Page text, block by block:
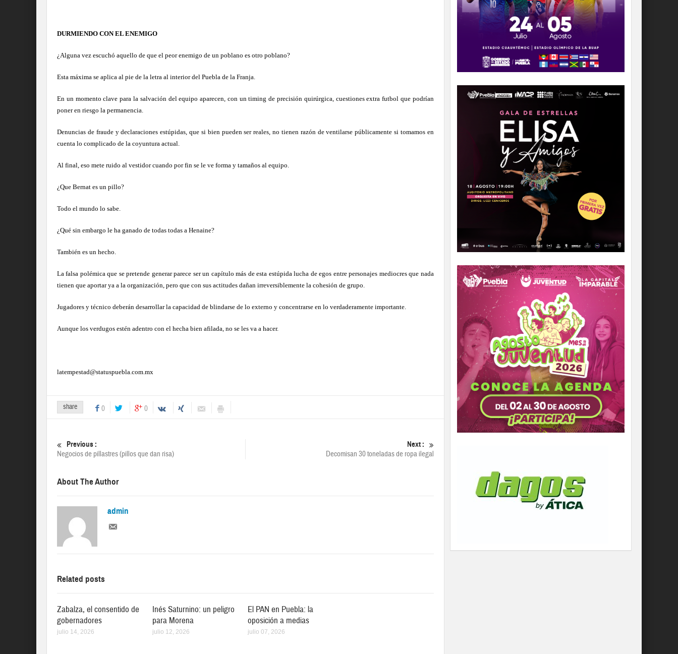
DURMIENDO CON EL ENEMIGO
¿Alguna vez escuchó aquello de que el peor enemigo de un poblano es otro poblano?
Esta máxima se aplica al pie de la letra al interior del Puebla de la Franja.
En un momento clave para la salvación del equipo aparecen, con un timing de precisión quirúrgica, cuestiones extra futbol que podrían
poner en riesgo la permanencia.
Denuncias de fraude y declaraciones estúpidas, que si bien pueden ser reales, no tienen razón de ventilarse públicamente si tomamos en
cuenta lo complicado de la coyuntura actual.
Al final, eso mete ruido al vestidor cuando por fin se le ve forma y tamaños al equipo.
¿Que Bernat es un pillo?
Todo el mundo lo sabe.
¿Qué sin embargo le ha ganado de todas todas a Henaine?
También es un hecho.
La falsa polémica que se pretende generar parece ser un capítulo más de esta estúpida lucha de egos entre personajes mediocres que nada
tienen que aportar ya a la organización, pero que con sus actitudes dañan irreversiblemente la cohesión de grupo.
Jugadores y técnico deberán desarrollar la capacidad de blindarse de lo externo y concentrarse en lo verdaderamente importante.
Aunque los verdugos estén adentro con el hecha bien afilada, no se les va a hacer.
latempestad@statuspuebla.com.mx
share 0 0
Previous :
Negocios de pillastres (pillos que dan risa)
Next :
Decomisan 30 toneladas de ropa ilegal
About The Author
admin
Related posts
Zabalza, el consentido de
gobernadores
julio 14, 2026
Inés Saturnino: un peligro
para Morena
julio 12, 2026
El PAN en Puebla: la
oposición a medias
julio 07, 2026